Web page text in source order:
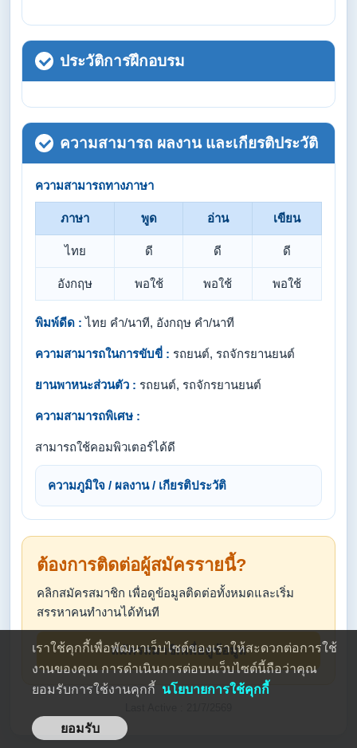
ประวัติการฝึกอบรม
ความสามารถ ผลงาน และเกียรติประวัติ
ความสามารถทางภาษา
ภาษา พูด อ่าน เขียน
ไทย ดี ดี ดี
อังกฤษ พอใช้ พอใช้ พอใช้
พิมพ์ดีด : ไทย คำ/นาที, อังกฤษ คำ/นาที
ความสามารถในการขับขี่ : รถยนต์, รถจักรยานยนต์
ยานพาหนะส่วนตัว : รถยนต์, รถจักรยานยนต์
ความสามารถพิเศษ :
สามารถใช้คอมพิวเตอร์ได้ดี
ความภูมิใจ / ผลงาน / เกียรติประวัติ
ต้องการติดต่อผู้สมัครรายนี้?
คลิกสมัครสมาชิก เพื่อดูข้อมูลติดต่อทั้งหมดและเริ่ม
สรรหาคนทำงานได้ทันที
สมัครสมาชิกเพื่อดูข้อมูล
เราใช้คุกกี้เพื่อพัฒนาเว็บไซต์ของเราให้สะดวกต่อการใช้
งานของคุณ การดำเนินการต่อบนเว็บไซต์นี้ถือว่าคุณ
ยอมรับการใช้งานคุกกี้ นโยบายการใช้คุกกี้